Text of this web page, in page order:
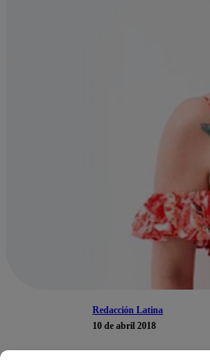
Redacción Latina
10 de abril 2018